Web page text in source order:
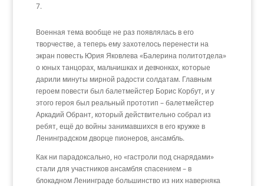
7.
Военная тема вообще не раз появлялась в его
творчестве, а теперь ему захотелось перенести на
экран повесть Юрия Яковлева «Балерина политотдела»
о юных танцорах, мальчишках и девчонках, которые
дарили минуты мирной радости солдатам. Главным
героем повести был балетмейстер Борис Корбут, и у
этого героя был реальный прототип – балетмейстер
Аркадий Обрант, который действительно собрал из
ребят, ещё до войны занимавшихся в его кружке в
Ленинградском дворце пионеров, ансамбль.
Как ни парадоксально, но «гастроли под снарядами»
стали для участников ансамбля спасением – в
блокадном Ленинграде большинство из них наверняка